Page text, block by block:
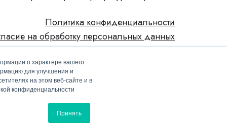
о характере вашего
для улучшения и
на этом веб-сайте и в
конфиденциальности
Принять
Политика конфиденциальности
на обработку персональных данных